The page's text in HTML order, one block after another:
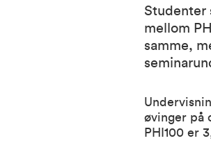
Studenter
mellom
samme,
øvinger på
PHI100 er